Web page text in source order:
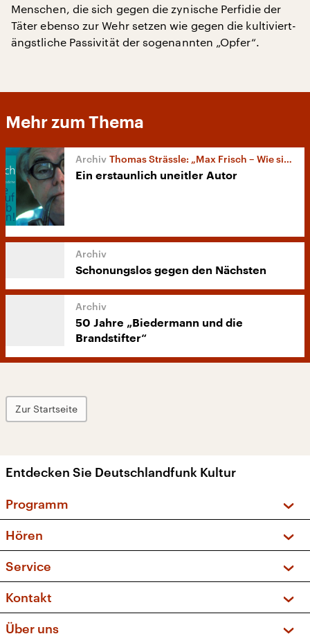
Menschen, die sich gegen die zynische Perfidie der
Täter ebenso zur Wehr setzen wie gegen die kultiviert-
ängstliche Passivität der sogenannten „Opfer“.
Mehr zum Thema
Thomas Strässle: „Max Frisch – Wie sie mir auf den Leib rücken!“
Ein erstaunlich uneitler Autor
Schonungslos gegen den Nächsten
50 Jahre „Biedermann und die
Brandstifter“
Zur Startseite
Entdecken Sie Deutschlandfunk Kultur
Programm
Sendungen und Podcasts
Musikliste
Kakadu – Das Kinderprogramm
Hören
Frequenzen (UKW + DAB+)
Service
FAQ
Apps
Newsletter
Kontakt
Über uns